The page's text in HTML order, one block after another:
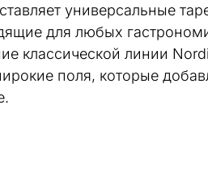
универсальные
для любых
классической линии
поля, которые